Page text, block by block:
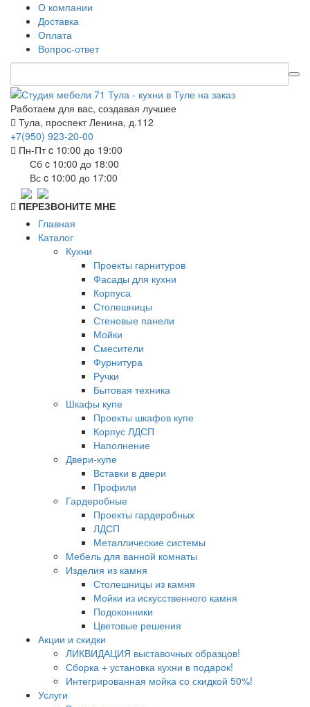
О компании
Доставка
Оплата
Вопрос-ответ
Работаем для вас, создавая лучшее
Тула, проспект Ленина, д.112
+7(950) 923-20-00
Пн-Пт c 10:00 до 19:00
Сб c 10:00 до 18:00
Вс c 10:00 до 17:00
ПЕРЕЗВОНИТЕ МНЕ
Главная
Каталог
Кухни
Проекты гарнитуров
Фасады для кухни
Корпуса
Столешницы
Стеновые панели
Мойки
Смесители
Фурнитура
Ручки
Бытовая техника
Шкафы купе
Проекты шкафов купе
Корпус ЛДСП
Наполнение
Двери-купе
Вставки в двери
Профили
Гардеробные
Проекты гардеробных
ЛДСП
Металлические системы
Мебель для ванной комнаты
Изделия из камня
Столешницы из камня
Мойки из искусственного камня
Подоконники
Цветовые решения
Акции и скидки
ЛИКВИДАЦИЯ выставочных образцов!
Сборка + установка кухни в подарок!
Интегрированная мойка со скидкой 50%!
Услуги